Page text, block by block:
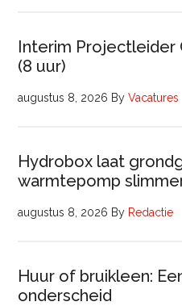
Interim Projectleider
(8 uur)
augustus 8, 2026 ByVacatures
Hydrobox laat
warmtepomp
augustus 8, 2026 By Redactie
Huur of bruikleen:
onderscheid